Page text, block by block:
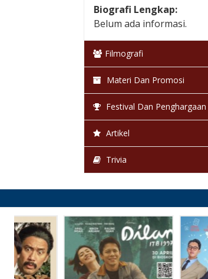
Biografi Lengkap:
Belum ada informasi.
Filmografi
Materi Dan Promosi
Festival Dan Penghargaan
Artikel
Trivia